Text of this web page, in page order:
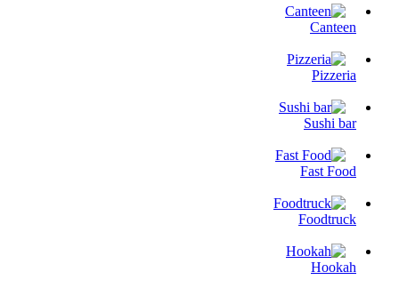
Canteen
Pizzeria
Sushi bar
Fast Food
Foodtruck
Hookah